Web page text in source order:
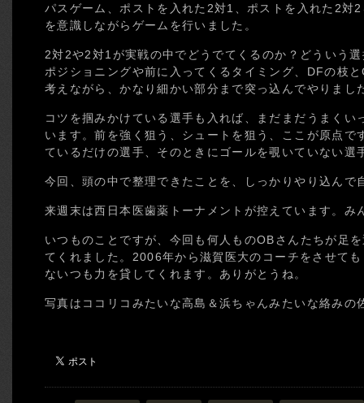
パスゲーム、ポストを入れた2対1、ポストを入れた2対
を意識しながらゲームを行いました。
2対2や2対1が実戦の中でどうでてくるのか？どういう
ポジショニングや前に入ってくるタイミング、DFの枝
考えながら、かなり細かい部分まで突っ込んでやりまし
コツを掴みかけている選手も入れば、まだまだうまくい
います。前を強く狙う、シュートを狙う、ここが原点で
ているだけの選手、そのときにゴールを覗いていない選
今回、頭の中で整理できたことを、しっかりやり込んで
来週末は西日本医歯薬トーナメントが控えています。み
いつものことですが、今回も何人ものOBさんたちが足
てくれました。2006年から滋賀医大のコーチをさせて
ないつも力を貸してくれます。ありがとうね。
写真はココリコみたいな高島＆浜ちゃんみたいな絡みの